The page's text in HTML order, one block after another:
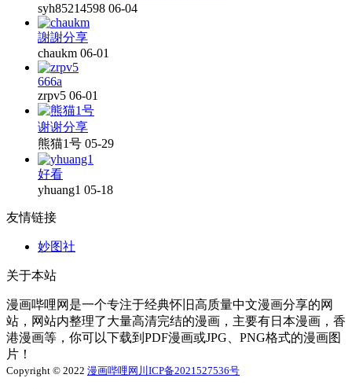
syh85214598 06-04
謝謝分享
chaukm 06-01
666a
zrpv5 06-01
谢谢分享
熊猫1号 05-29
好看
yhuang1 05-18
友情链接
妙图社
关于本站
漫画哔哩网是一个专注于经典怀旧高质量中文漫画分享的网
站，网站内整理了大量高清完结的漫画，主要有日本漫画，香
港漫画等，你可以下载到PDF漫画或JPG、PNG格式的漫画图
片！
Copyright © 2022 漫画哔哩网 川ICP备2021527536号